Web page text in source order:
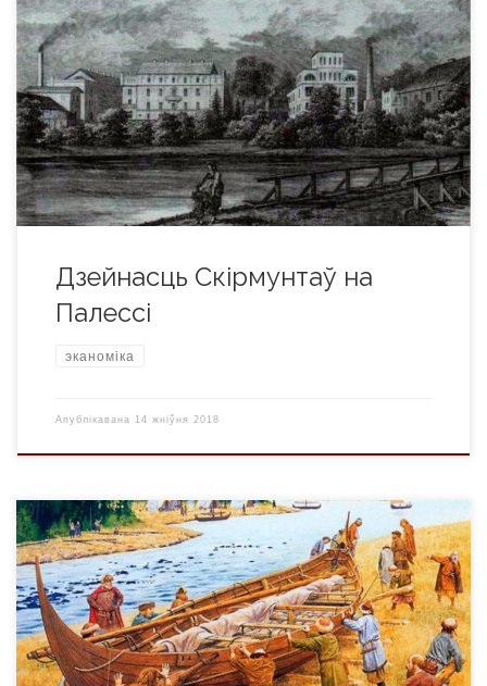
Сярод дынастый прадпрымальнікаў Беларусі ХІХ – пачатку
ХХ ст. ганаровае месца па праве належыць Скірмунтам.
Карані гэтага роду сыходзяць углыб стагоддзяў. У 1355 г. у
хроніцы згадваецца князь Пінскі Васіль Скірмунт. Амаль
праз дзвесце гадоў, у 1551 г., польская каралева Бона
падаравала Богушу Скірмунту зямельны надзел у вёсцы
Плотніца (цяпер […]
Дзейнасць Скірмунтаў на
Палессі
эканоміка
Апублікавана 14 жніўня 2018
Гандлёвы шлях “з вараг ў грэкі”, які ў IX – XII стст. спалучаў
Скандынавію з Візантыяй, атрымаў сваю назву ад першага
ўпамінання ў “Аповесці мінулых часоў”, скандынаўская
назва – Austrvegr. Разам з раней адкрытым Волжскім
шляхам яны з’яўляліся асноўнымі воднымі магістралямі ў